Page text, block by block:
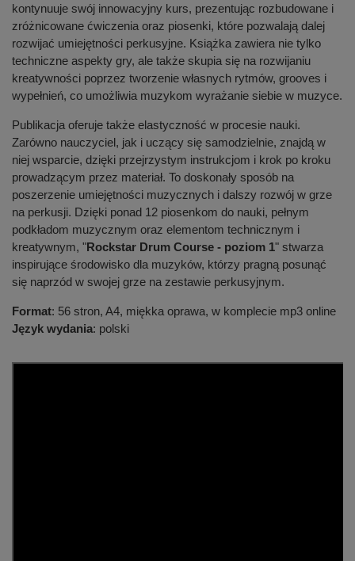
kontynuuje swój innowacyjny kurs, prezentując rozbudowane i
zróżnicowane ćwiczenia oraz piosenki, które pozwalają dalej
rozwijać umiejętności perkusyjne. Książka zawiera nie tylko
techniczne aspekty gry, ale także skupia się na rozwijaniu
kreatywności poprzez tworzenie własnych rytmów, grooves i
wypełnień, co umożliwia muzykom wyrażanie siebie w muzyce.
Publikacja oferuje także elastyczność w procesie nauki.
Zarówno nauczyciel, jak i uczący się samodzielnie, znajdą w
niej wsparcie, dzięki przejrzystym instrukcjom i krok po kroku
prowadzącym przez materiał. To doskonały sposób na
poszerzenie umiejętności muzycznych i dalszy rozwój w grze
na perkusji. Dzięki ponad 12 piosenkom do nauki, pełnym
podkładom muzycznym oraz elementom technicznym i
kreatywnym, "Rockstar Drum Course - poziom 1" stwarza
inspirujące środowisko dla muzyków, którzy pragną posunąć
się naprzód w swojej grze na zestawie perkusyjnym.
Format: 56 stron, A4, miękka oprawa, w komplecie mp3 online
Język wydania: polski